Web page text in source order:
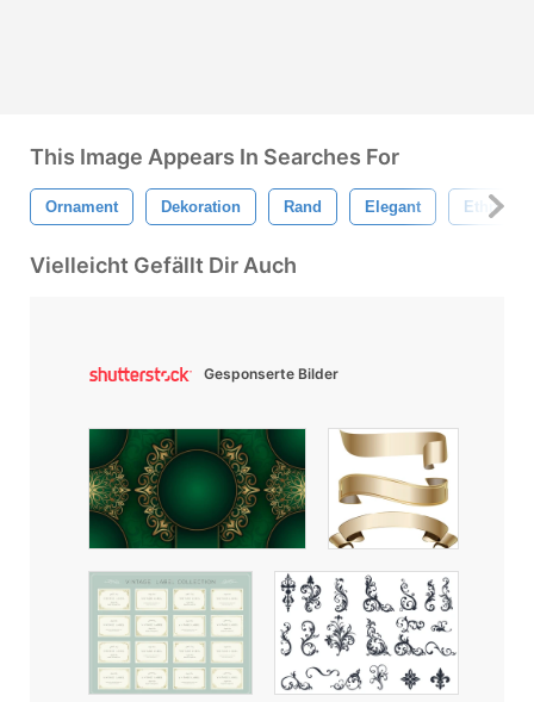
This Image Appears In Searches For
Ornament Dekoration Rand Elegant Ethnisch
Vielleicht Gefällt Dir Auch
Gesponserte Bilder